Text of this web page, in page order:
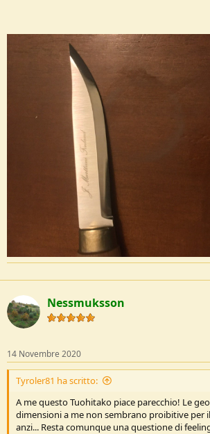
Nessmuksson
14 Novembre 2020
Tyroler81 ha scritto:
A me questo Tuohitako piace parecchio! Le
dimensioni a me non sembrano proibitive per
anzi... Resta comunque una questione di